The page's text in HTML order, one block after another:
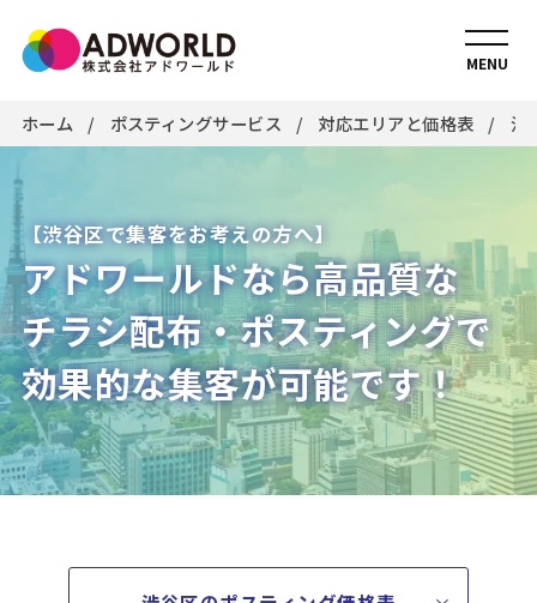
MENU
ホーム ポスティングサービス 対応エリアと価格表 渋
【渋谷区で集客をお考えの方へ】
アドワールドなら高品質な
チラシ配布・ポスティングで
効果的な集客が可能です！